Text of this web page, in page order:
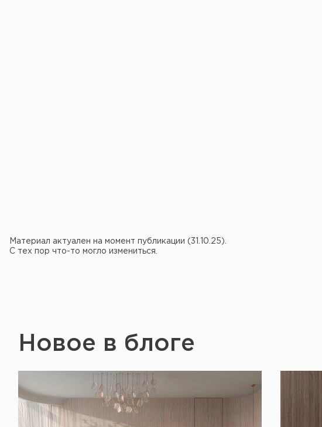
Материал актуален на момент публикации (31.10.25).
С тех пор что-то могло измениться.
Новое в блоге